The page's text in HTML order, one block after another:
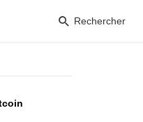
Rechercher